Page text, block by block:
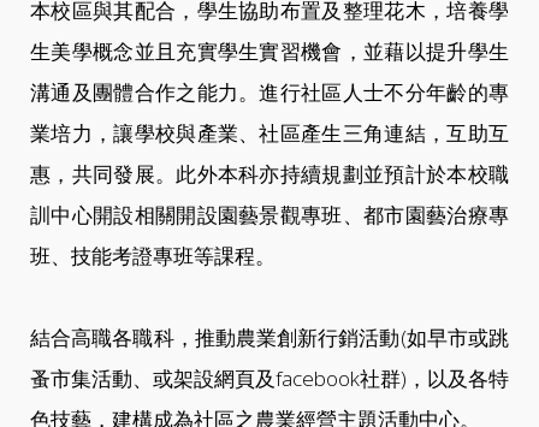
本校區與其配合，學生協助布置及整理花木，培養學
生美學概念並且充實學生實習機會，並藉以提升學生
溝通及團體合作之能力。進行社區人士不分年齡的專
業培力，讓學校與產業、社區產生三角連結，互助互
惠，共同發展。此外本科亦持續規劃並預計於本校職
訓中心開設相關開設園藝景觀專班、都市園藝治療專
班、技能考證專班等課程。
結合高職各職科，推動農業創新行銷活動(如早市或跳
蚤市集活動、或架設網頁及facebook社群)，以及各特
色技藝，建構成為社區之農業經營主題活動中心。